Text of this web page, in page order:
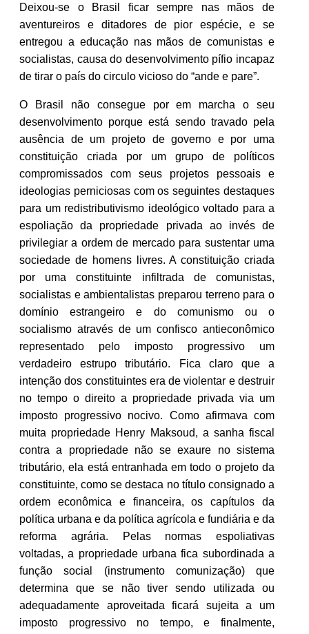
Deixou-se o Brasil ficar sempre nas mãos de
aventureiros e ditadores de pior espécie, e se
entregou a educação nas mãos de comunistas e
socialistas, causa do desenvolvimento pífio incapaz
de tirar o país do circulo vicioso do “ande e pare”.
O Brasil não consegue por em marcha o seu
desenvolvimento porque está sendo travado pela
ausência de um projeto de governo e por uma
constituição criada por um grupo de políticos
compromissados com seus projetos pessoais e
ideologias perniciosas com os seguintes destaques
para um redistributivismo ideológico voltado para a
espoliação da propriedade privada ao invés de
privilegiar a ordem de mercado para sustentar uma
sociedade de homens livres. A constituição criada
por uma constituinte infiltrada de comunistas,
socialistas e ambientalistas preparou terreno para o
domínio estrangeiro e do comunismo ou o
socialismo através de um confisco antieconômico
representado pelo imposto progressivo um
verdadeiro estrupo tributário. Fica claro que a
intenção dos constituintes era de violentar e destruir
no tempo o direito a propriedade privada via um
imposto progressivo nocivo. Como afirmava com
muita propriedade Henry Maksoud, a sanha fiscal
contra a propriedade não se exaure no sistema
tributário, ela está entranhada em todo o projeto da
constituinte, como se destaca no título consignado a
ordem econômica e financeira, os capítulos da
política urbana e da política agrícola e fundiária e da
reforma agrária. Pelas normas espoliativas
voltadas, a propriedade urbana fica subordinada a
função social (instrumento comunização) que
determina que se não tiver sendo utilizada ou
adequadamente aproveitada ficará sujeita a um
imposto progressivo no tempo, e finalmente,